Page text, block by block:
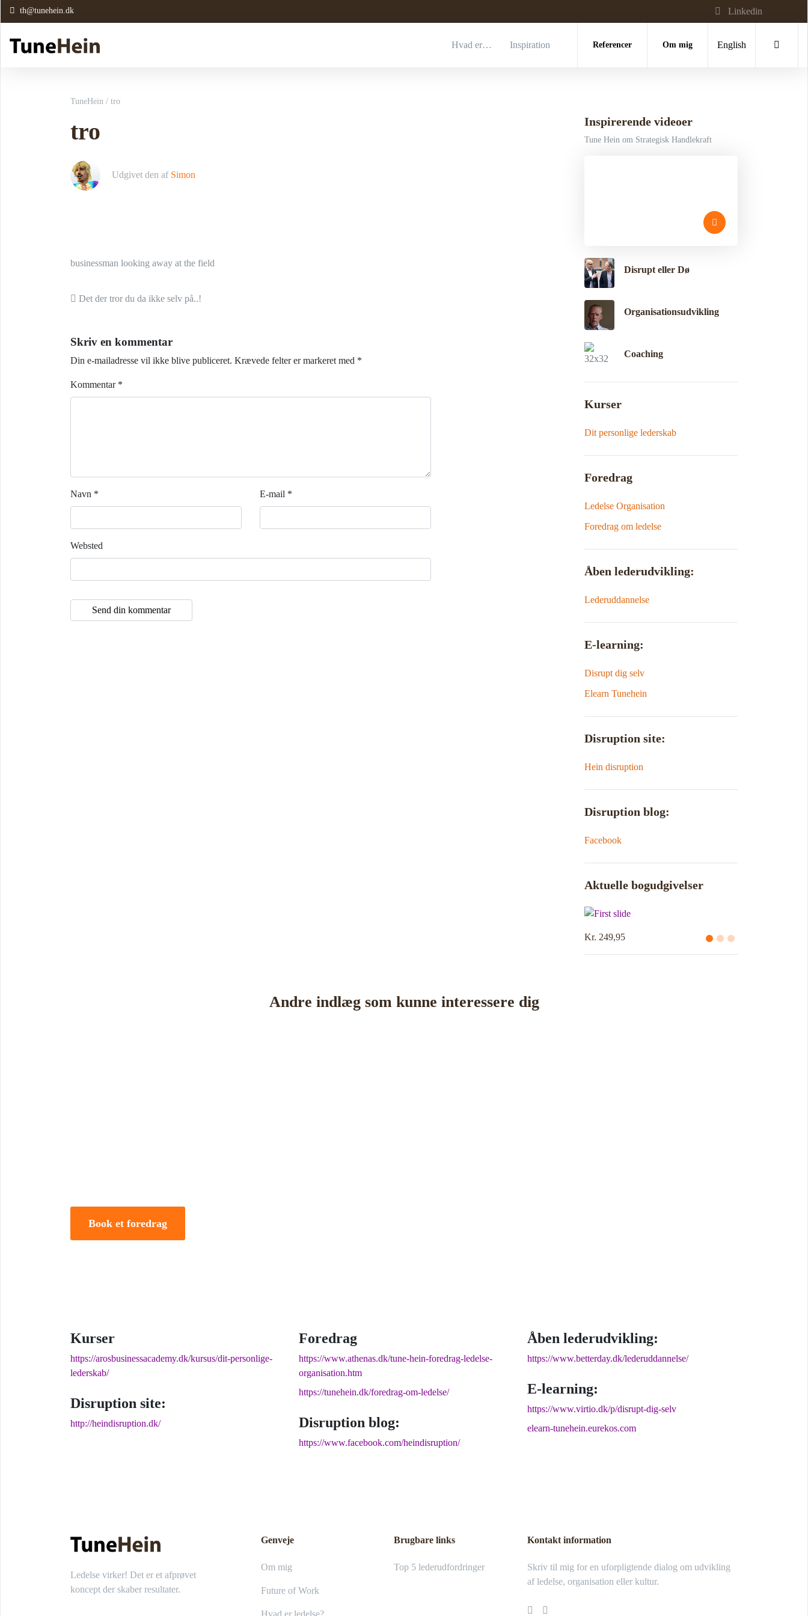
th@tunehein.dk Linkedin
Hvad er… Inspiration Referencer Om mig English
TuneHein / tro
tro
Udgivet den af Simon
businessman looking away at the field
Indlæg navigation
Det der tror du da ikke selv på..!
Skriv en kommentar
Din e-mailadresse vil ikke blive publiceret. Krævede felter er markeret med *
Kommentar *
Navn * E-mail *
Websted
Inspirerende videoer
Tune Hein om Strategisk Handlekraft
Disrupt eller Dø
Organisationsudvikling
Coaching
Kurser
Dit personlige lederskab
Foredrag
Ledelse Organisation
Foredrag om ledelse
Åben lederudvikling:
Lederuddannelse
E-learning:
Disrupt dig selv
Elearn Tunehein
Disruption site:
Hein disruption
Disruption blog:
Facebook
Aktuelle bogudgivelser
Kr. 249,95
Andre indlæg som kunne interessere dig
Book et foredrag
Kurser
https://arosbusinessacademy.dk/kursus/dit-personlige-
lederskab/
Disruption site:
http://heindisruption.dk/
Foredrag
https://www.athenas.dk/tune-hein-foredrag-ledelse-
organisation.htm
https://tunehein.dk/foredrag-om-ledelse/
Disruption blog:
https://www.facebook.com/heindisruption/
Åben lederudvikling:
https://www.betterday.dk/lederuddannelse/
E-learning:
https://www.virtio.dk/p/disrupt-dig-selv
elearn-tunehein.eurekos.com
Ledelse virker! Det er et afprøvet
koncept der skaber resultater.
Genveje
Om mig
Future of Work
Hvad er ledelse?
Brugbare links
Top 5 lederudfordringer
Kontakt information
Skriv til mig for en uforpligtende dialog om udvikling
af ledelse, organisation eller kultur.